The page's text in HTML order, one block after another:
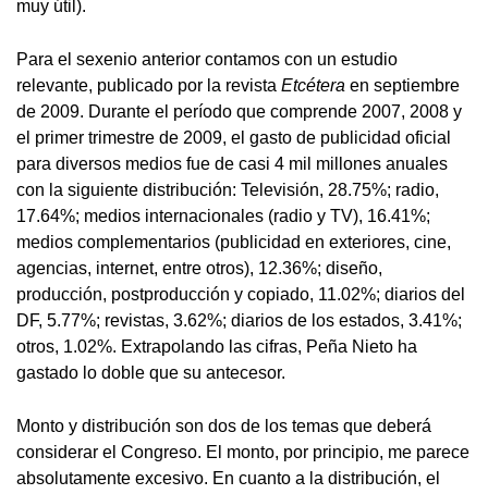
muy útil).
Para el sexenio anterior contamos con un estudio
relevante, publicado por la revista Etcétera en septiembre
de 2009. Durante el período que comprende 2007, 2008 y
el primer trimestre de 2009, el gasto de publicidad oficial
para diversos medios fue de casi 4 mil millones anuales
con la siguiente distribución: Televisión, 28.75%; radio,
17.64%; medios internacionales (radio y TV), 16.41%;
medios complementarios (publicidad en exteriores, cine,
agencias, internet, entre otros), 12.36%; diseño,
producción, postproducción y copiado, 11.02%; diarios del
DF, 5.77%; revistas, 3.62%; diarios de los estados, 3.41%;
otros, 1.02%. Extrapolando las cifras, Peña Nieto ha
gastado lo doble que su antecesor.
Monto y distribución son dos de los temas que deberá
considerar el Congreso. El monto, por principio, me parece
absolutamente excesivo. En cuanto a la distribución, el